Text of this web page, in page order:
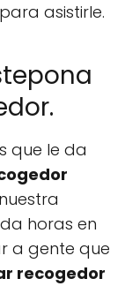
asistirle.
que le da
horas en
a gente que
recogedor